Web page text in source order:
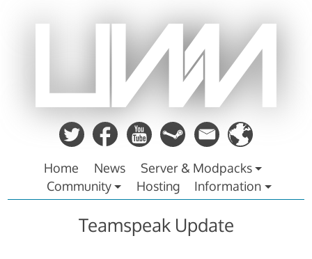
Home News
Server & Modpacks
Community
Hosting Information
Teamspeak Update